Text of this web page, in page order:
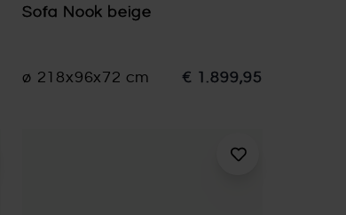
Sofa Nook beige
ø 218x96x72 cm € 1.899,95